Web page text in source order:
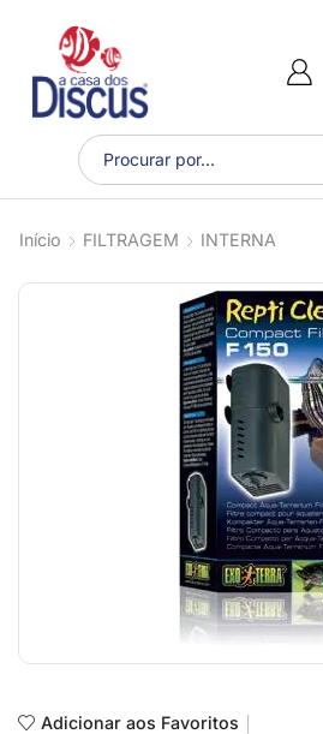
Início FILTRAGEM INTERNA
Adicionar aos Favoritos